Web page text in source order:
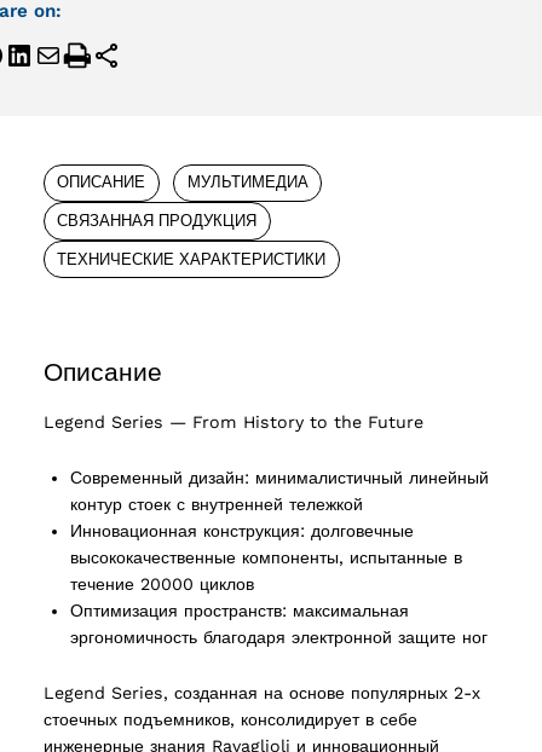
on:
ОПИСАНИЕ МУЛЬТИМЕДИА
СВЯЗАННАЯ ПРОДУКЦИЯ
ТЕХНИЧЕСКИЕ ХАРАКТЕРИСТИКИ
Описание
Legend Series — From History to the Future
Современный дизайн: минималистичный линейный
контур стоек с внутренней тележкой
Инновационная конструкция: долговечные
высококачественные компоненты, испытанные в
течение 20000 циклов
Оптимизация пространств: максимальная
эргономичность благодаря электронной защите ног
Legend Series, созданная на основе популярных 2-х
стоечных подъемников, консолидирует в себе
инженерные знания Ravaglioli и инновационный